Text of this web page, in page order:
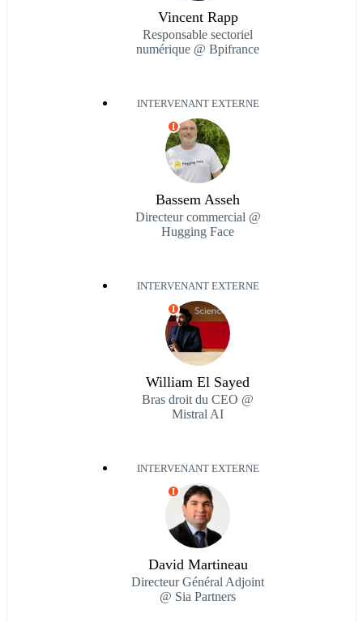
Vincent Rapp
Responsable sectoriel
numérique @ Bpifrance
INTERVENANT EXTERNE
I
Bassem Asseh
Directeur commercial @
Hugging Face
INTERVENANT EXTERNE
I
William El Sayed
Bras droit du CEO @
Mistral AI
INTERVENANT EXTERNE
I
David Martineau
Directeur Général Adjoint
@ Sia Partners